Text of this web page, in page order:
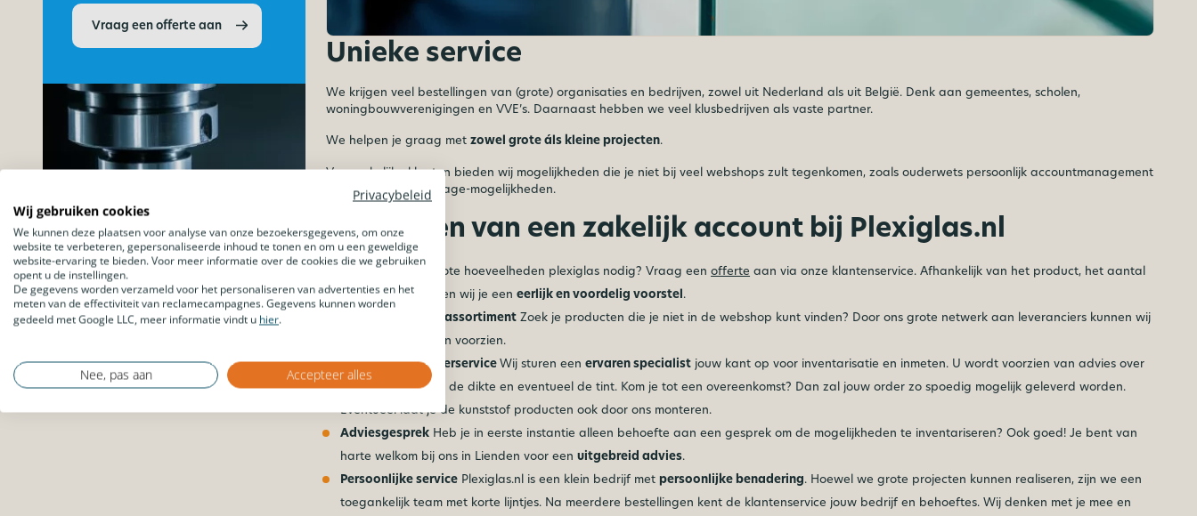
Vraag een offerte aan
Unieke service
We krijgen veel bestellingen van (grote) organisaties en bedrijven, zowel uit Nederland als uit België. Denk aan gemeentes, scholen,
woningbouwverenigingen en VVE’s. Daarnaast hebben we veel klusbedrijven als vaste partner.
We helpen je graag met zowel grote áls kleine projecten.
Voor zakelijke klanten bieden wij mogelijkheden die je niet bij veel webshops zult tegenkomen, zoals ouderwets persoonlijk accountmanagement
en uitgebreide montage-mogelijkheden.
Voordelen van een zakelijk account bij Plexiglas.nl
Staffelkorting Grote hoeveelheden plexiglas nodig? Vraag eenofferte aan via onze klantenservice. Afhankelijk van het product, het aantal
en de kostprijs doen wij je eeneerlijk en voordelig voorstel.
Producten buiten assortiment Zoek je producten die je niet in de webshop kunt vinden? Door ons grote netwerk aan leveranciers kunnen wij
jou hier vaak ook in voorzien.
Inmeet- en monteerserviceWij sturen eenervaren specialist jouw kant op voor inventarisatie en inmeten. U wordt voorzien van advies over
het type kunststof, de dikte en eventueel de tint. Kom je tot een overeenkomst? Dan zal jouw order zo spoedig mogelijk geleverd worden.
Eventueel laat je de kunststof producten ook door ons monteren.
Adviesgesprek Heb je in eerste instantie alleen behoefte aan een gesprek om de mogelijkheden te inventariseren? Ook goed! Je bent van
harte welkom bij ons in Lienden voor eenuitgebreid advies.
Persoonlijke service Plexiglas.nl is een klein bedrijf metpersoonlijke benadering. Hoewel we grote projecten kunnen realiseren, zijn we een
toegankelijk team met korte lijntjes. Na meerdere bestellingen kent de klantenservice jouw bedrijf en behoeftes. Wij denken met je mee en
Privacybeleid
Wij gebruiken cookies
We kunnen deze plaatsen voor analyse van onze bezoekersgegevens, om onze
website te verbeteren, gepersonaliseerde inhoud te tonen en om u een geweldige
website-ervaring te bieden. Voor meer informatie over de cookies die we gebruiken
opent u de instellingen.
De gegevens worden verzameld voor het personaliseren van advertenties en het
meten van de effectiviteit van reclamecampagnes. Gegevens kunnen worden
gedeeld met Google LLC, meer informatie vindt u hier.
Nee, pas aan Accepteer alles